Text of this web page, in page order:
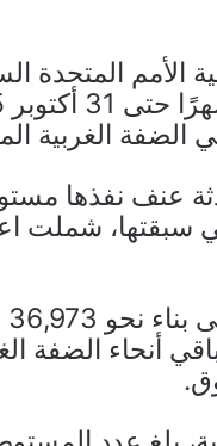
الغربية
التقرير 1732 حادثة
التي سبقتها،